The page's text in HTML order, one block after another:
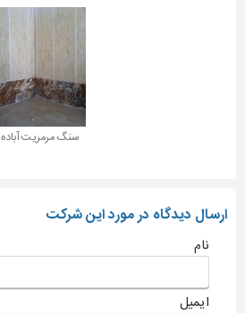
سنگ مرمریت آباده
ارسال دیدگاه در مورد این شرکت
نام
ایمیل